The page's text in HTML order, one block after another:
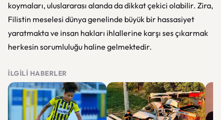
koymaları, uluslararası alanda da dikkat çekici olabilir. Zira,
Filistin meselesi dünya genelinde büyük bir hassasiyet
yaratmakta ve insan hakları ihlallerine karşı ses çıkarmak
herkesin sorumluluğu haline gelmektedir.
İLGILI HABERLER